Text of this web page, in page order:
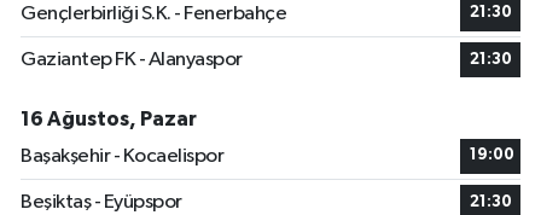
Gençlerbirliği S.K. - Fenerbahçe 21:30
Gaziantep FK - Alanyaspor 21:30
16 Ağustos, Pazar
Başakşehir - Kocaelispor
19:00
Beşiktaş - Eyüpspor 21:30